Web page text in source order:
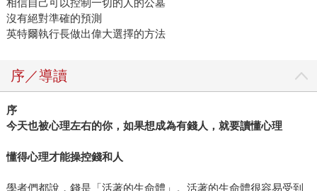
沒有絕對準確的預測
英特爾執行長做出偉大選擇的方法
序／導讀
序
今天也被心理左右的你，如果想成為有錢人，就要讀懂心理
懂得心理才能操控錢和人
學者們都說，錢是「活著的生命體」。活著的生命體很容易受到